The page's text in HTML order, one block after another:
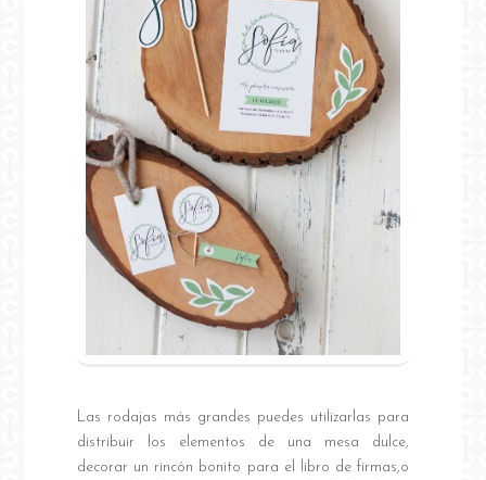
Las rodajas más grandes puedes utilizarlas para
distribuir los elementos de una mesa dulce,
decorar un rincón bonito para el libro de firmas,o